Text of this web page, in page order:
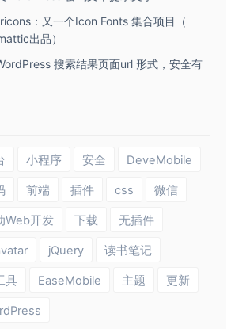
：又一个Icon Fonts 集合项目（
出品）
搜索结果页面url 形式，安全有
小程序 安全 DeveMobile
前端 插件 css 微信
Web开发 下载 无插件
jQuery 读书笔记
具 EaseMobile 主题 更新